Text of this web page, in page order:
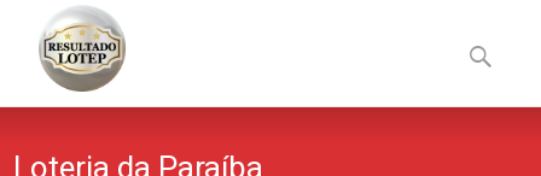
to
content
por:
Loteria da Paraíba